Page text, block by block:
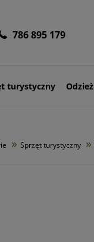
786 895 179
turystyczny Odzież
» Sprzęt turystyczny »